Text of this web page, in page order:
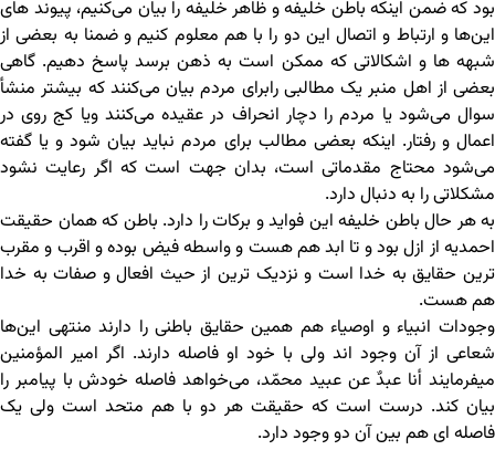
بود که ضمن اینکه باطن خلیفه و ظاهر خلیفه را بیان می‌کنیم، پیوند های
این‌ها و ارتباط و اتصال این دو را با هم معلوم کنیم و ضمنا به بعضی از
شبهه ها و اشکالاتی که ممکن است به ذهن برسد پاسخ دهیم. گاهی
بعضی از اهل منبر یک مطالبی رابرای مردم بیان می‌کنند که بیشتر منشأ
سوال می‌شود یا مردم را دچار انحراف در عقیده می‌کنند ویا کج روی در
اعمال و رفتار. اینکه بعضی مطالب برای مردم نباید بیان شود و یا گفته
می‌شود محتاج مقدماتی است، بدان جهت است که اگر رعایت نشود
مشکلاتی را به دنبال دارد.
به هر حال باطن خلیفه این فواید و برکات را دارد. باطن که همان حقیقت
احمدیه از ازل بود و تا ابد هم هست و واسطه فیض بوده و اقرب و مقرب
ترین حقایق به خدا است و نزدیک ترین از حیث افعال و صفات به خدا
هم هست.
وجودات انبیاء و اوصیاء هم همین حقایق باطنی را دارند منتهی این‌ها
شعاعی از آن وجود اند ولی با خود او فاصله دارند. اگر امیر المؤمنین
میفرمایند أنا عبدٌ عن عبید محمّد، می‌خواهد فاصله خودش با پیامبر را
بیان کند. درست است که حقیقت هر دو با هم متحد است ولی یک
فاصله ای هم بین آن دو وجود دارد.